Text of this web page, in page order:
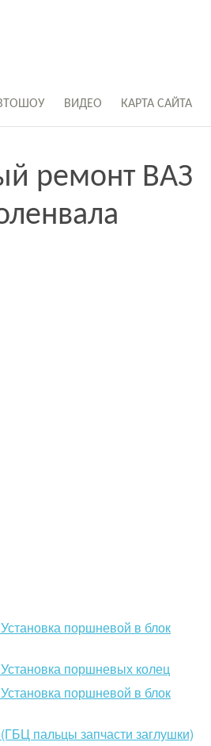
ВИДЕО КАРТА САЙТА
ремонт ВАЗ
поршневой в блок
поршневых колец
поршневой в блок
пальцы запчасти заглушки)